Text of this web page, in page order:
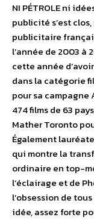
NI PÉTROLE ni
publicité s’est
publicitaire
l’année de 2003 à
cette année
dans la catégorie
pour sa
474 films de 63
Mather Toronto
Également
qui montre la
ordinaire en top-
l’éclairage et de
l’obsession de
idée, assez forte